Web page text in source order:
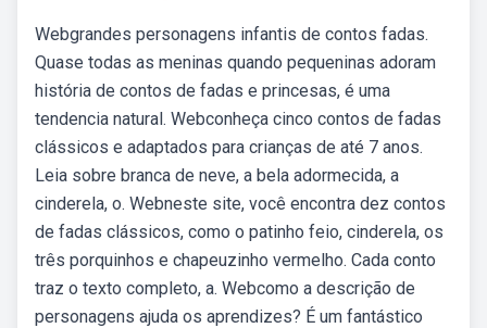
Webgrandes personagens infantis de contos fadas.
Quase todas as meninas quando pequeninas adoram
história de contos de fadas e princesas, é uma
tendencia natural. Webconheça cinco contos de fadas
clássicos e adaptados para crianças de até 7 anos.
Leia sobre branca de neve, a bela adormecida, a
cinderela, o. Webneste site, você encontra dez contos
de fadas clássicos, como o patinho feio, cinderela, os
três porquinhos e chapeuzinho vermelho. Cada conto
traz o texto completo, a. Webcomo a descrição de
personagens ajuda os aprendizes? É um fantástico